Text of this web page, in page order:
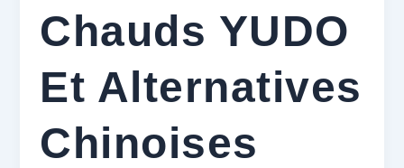
Chauds YUDO
Et Alternatives
Chinoises